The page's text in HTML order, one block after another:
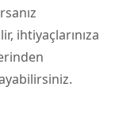
ihtiyaçlarınıza